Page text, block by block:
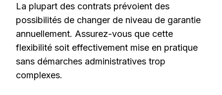
La plupart des contrats prévoient des
possibilités de changer de niveau de garantie
annuellement. Assurez-vous que cette
flexibilité soit effectivement mise en pratique
sans démarches administratives trop
complexes.